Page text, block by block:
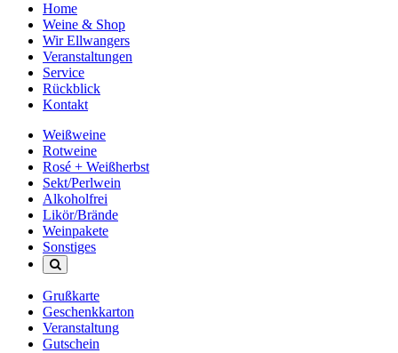
Home
Weine & Shop
Wir Ellwangers
Veranstaltungen
Service
Rückblick
Kontakt
Weißweine
Rotweine
Rosé + Weißherbst
Sekt/Perlwein
Alkoholfrei
Likör/Brände
Weinpakete
Sonstiges
Grußkarte
Geschenkkarton
Veranstaltung
Gutschein